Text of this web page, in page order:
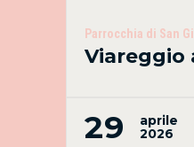
Parrocchia di San
Viareggio
29
aprile
2026